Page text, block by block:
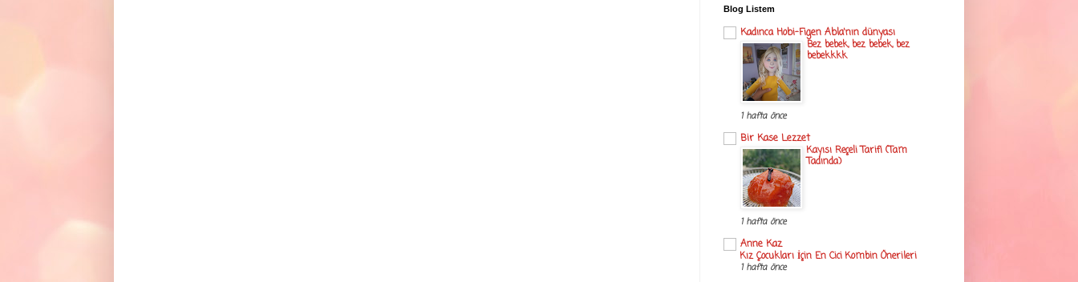
Blog Listem
Kadınca Hobi-Figen Abla'nın dünyası
Bez bebek, bez bebek, bez
bebekkkk
1 hafta önce
Bir Kase Lezzet
Kayısı Reçeli Tarifi (Tam
Tadında)
1 hafta önce
Anne Kaz
Kız Çocukları İçin En Cici Kombin Önerileri
1 hafta önce